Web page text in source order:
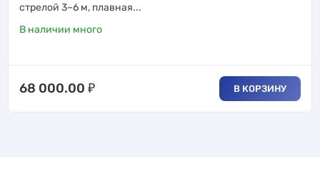
стрелой 3–6 м, плавная...
В наличии много
68 000.00 ₽ В КОРЗИНУ